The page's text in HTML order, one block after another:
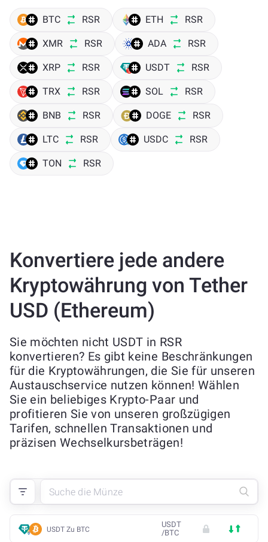
BTC RSR ETH RSR
XMR RSR ADA RSR
XRP RSR USDT RSR
TRX RSR SOL RSR
BNB RSR DOGE RSR
LTC RSR USDC RSR
TON RSR
Konvertiere jede andere
Kryptowährung von Tether
USD (Ethereum)
Sie möchten nicht USDT in RSR
konvertieren? Es gibt keine Beschränkungen
für die Kryptowährungen, die Sie für unseren
Austauschservice nutzen können! Wählen
Sie ein beliebiges Krypto-Paar und
profitieren Sie von unseren großzügigen
Tarifen, schnellen Transaktionen und
präzisen Wechselkursbeträgen!
USDT Zu BTC
USDT
/BTC